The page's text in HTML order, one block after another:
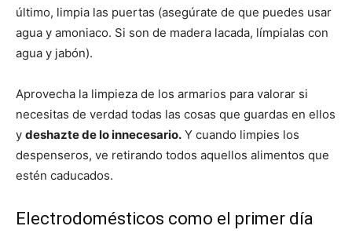
último, limpia las puertas (asegúrate de que puedes usar
agua y amoniaco. Si son de madera lacada, límpialas con
agua y jabón).
Aprovecha la limpieza de los armarios para valorar si
necesitas de verdad todas las cosas que guardas en ellos
y deshazte de lo innecesario. Y cuando limpies los
despenseros, ve retirando todos aquellos alimentos que
estén caducados.
Electrodomésticos como el primer día